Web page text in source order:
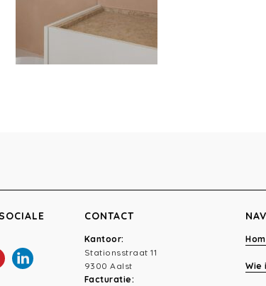
CONTACT
Kantoor:
Stationsstraat 11
9300 Aalst
Facturatie:
Wie